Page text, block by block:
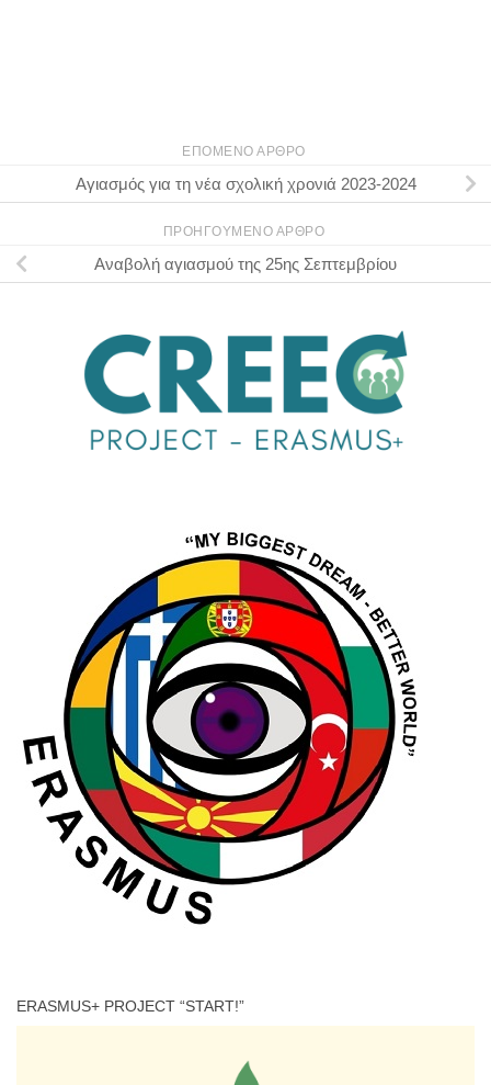
ΕΠΌΜΕΝΟ ΆΡΘΡΟ
Αγιασμός για τη νέα σχολική χρονιά 2023-2024
ΠΡΟΗΓΟΎΜΕΝΟ ΆΡΘΡΟ
Αναβολή αγιασμού της 25ης Σεπτεμβρίου
ERASMUS+ PROJECT “START!”